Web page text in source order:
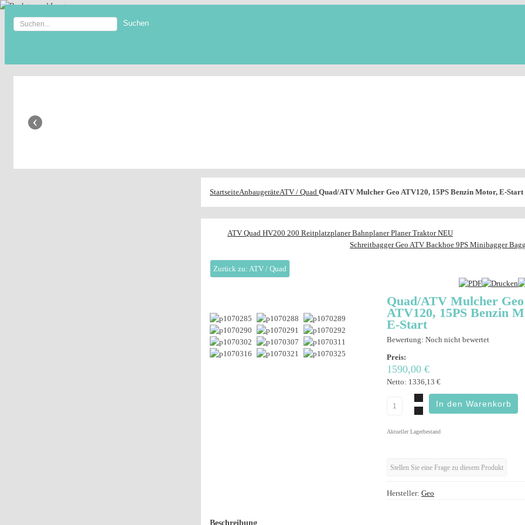
‹
StartseiteAnbaugeräteATV / Quad Quad/ATV Mulcher Geo ATV120, 15PS Benzin Motor, E-Start
ATV Quad HV200 200 Reitplatzplaner Bahnplaner Planer Traktor NEU
Schreitbagger Geo ATV Backhoe 9PS Minibagger
Zurück zu: ATV / Quad
Quad/ATV Mulcher Geo
ATV120, 15PS Benzin
E-Start
Bewertung: Noch nicht bewertet
Preis:
1590,00 €
Netto: 1336,13 €
Aktueller Lagerbestand
Stellen Sie eine Frage zu diesem Produkt
Hersteller: Geo
Beschreibung